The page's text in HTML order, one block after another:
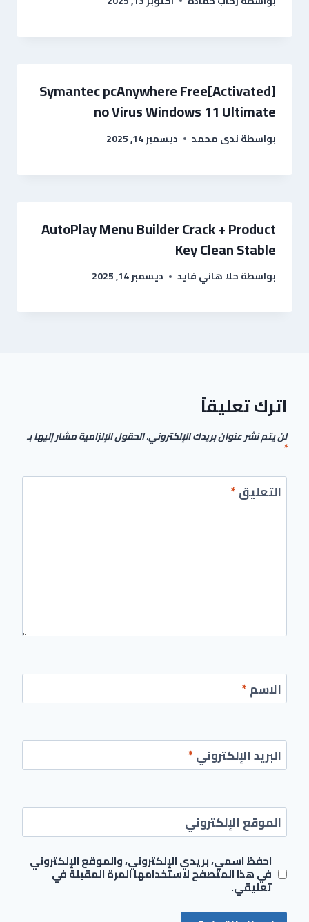
Symantec pcAnywhere Free[Activated]
no Virus Windows 11 Ultimate
بواسطةندى محمد ديسمبر 14, 2025
AutoPlay Menu Builder Crack + Product
Key Clean Stable
بواسطةحلا هاني فايد ديسمبر 14, 2025
اترك تعليقاً
لن يتم نشر عنوان بريدك الإلكتروني.الحقول الإلزامية مشار إليها بـ
*
التعليق*
الاسم*
البريد الإلكتروني*
الموقع الإلكتروني
احفظ اسمي، بريدي الإلكتروني، والموقع الإلكتروني
في هذا المتصفح لاستخدامها المرة المقبلة في
تعليقي.